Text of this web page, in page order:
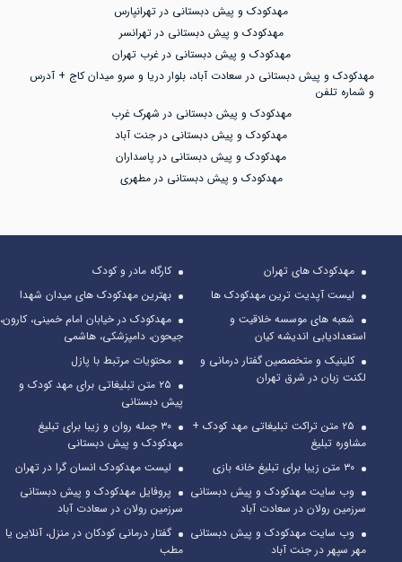
مهدکودک و پیش دبستانی در تهرانپارس
مهدکودک و پیش دبستانی در تهرانسر
مهدکودک و پیش دبستانی در غرب تهران
مهدکودک و پیش دبستانی در سعادت آباد، بلوار دریا و سرو میدان کاج + آدرس
و شماره تلفن
مهدکودک و پیش دبستانی در شهرک غرب
مهدکودک و پیش دبستانی در جنت آباد
مهدکودک و پیش دبستانی در پاسداران
مهدکودک و پیش دبستانی در مطهری
مهدکودک های تهران
کارگاه مادر و کودک
لیست آپدیت ترین مهدکودک ها
بهترین مهدکودک های میدان شهدا
شعبه های موسسه خلاقیت و
استعدادیابی اندیشه کیان
مهدکودک در خیابان امام خمینی، کارون،
جیحون، دامپزشکی، هاشمی
کلینیک و متخصصین گفتار درمانی و
لکنت زبان در شرق تهران
محتویات مرتبط با پازل
۲۵ متن تبلیغاتی برای مهد کودک و
پیش دبستانی
۲۵ متن تراکت تبلیغاتی مهد کودک +
مشاوره تبلیغ
۳۰ جمله روان و زیبا برای تبلیغ
مهدکودک و پیش دبستانی
۳۰ متن زیبا برای تبلیغ خانه بازی
لیست مهدکودک انسان گرا در تهران
وب سایت مهدکودک و پیش دبستانی
سرزمین رولان در سعادت آباد
پروفایل مهدکودک و پیش دبستانی
سرزمین رولان در سعادت آباد
وب سایت مهدکودک و پیش دبستانی
مهر سپهر در جنت آباد
گفتار درمانی کودکان در منزل، آنلاین یا
مطب